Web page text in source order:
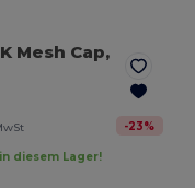
Mesh Cap,
-23%
diesem Lager!